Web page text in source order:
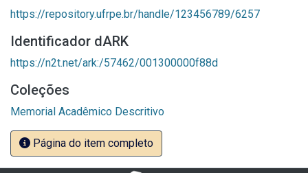
https://repository.ufrpe.br/handle/123456789/6257
Identificador dARK
https://n2t.net/ark:/57462/001300000f88d
Coleções
Memorial Acadêmico Descritivo
Página do item completo